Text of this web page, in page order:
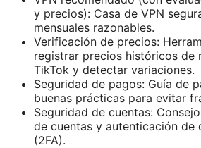
y precios): Casa de VPN
mensuales razonables.
Verificación de precios:
registrar precios históricos de
TikTok y detectar variaciones.
Seguridad de pagos: Guía de
buenas prácticas para evitar
Seguridad de cuentas:
de cuentas y autenticación de
(2FA).